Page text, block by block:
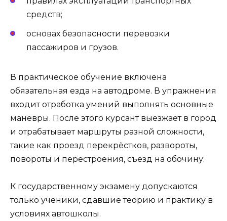
средств;
основах безопасности перевозки
пассажиров и грузов.
В практическое обучение включена
обязательная езда на автодроме. В упражнения
входит отработка умений выполнять основные
маневры. После этого курсант выезжает в город
и отрабатывает маршруты разной сложности,
такие как проезд перекрёстков, развороты,
повороты и перестроения, съезд на обочину.
К государственному экзамену допускаются
только ученики, сдавшие теорию и практику в
условиях автошколы.